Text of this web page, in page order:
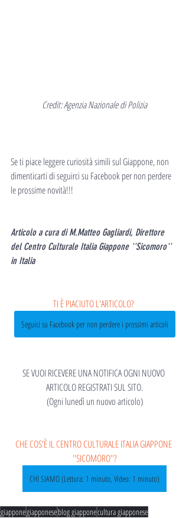
Credit: Agenzia Nazionale di Polizia
Se ti piace leggere curiosità simili sul Giappone, non
dimenticarti di seguirci su Facebook per non perdere
le prossime novità!!!
Articolo a cura di M.Matteo Gagliardi, Direttore
del Centro Culturale Italia Giappone ''Sicomoro''
in Italia
TI È PIACIUTO L'ARTICOLO?
Seguici su Facebook per non perdere i prossimi articoli
SE VUOI RICEVERE UNA NOTIFICA OGNI NUOVO
ARTICOLO REGISTRATI SUL SITO.
(Ogni lunedì un nuovo articolo)
CHE COS'È IL CENTRO CULTURALE ITALIA GIAPPONE
''SICOMORO''?
CHI SIAMO (Lettura: 1 minuto, Video: 1 minuto)
giapponegiapponeseblog giapponecultura giapponese